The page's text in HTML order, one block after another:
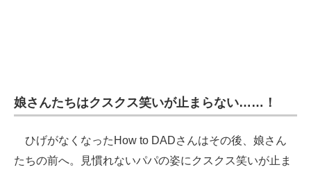
娘さんたちはクスクス笑いが止まらない……！
ひげがなくなったHow to DADさんはその後、娘さん
たちの前へ。見慣れないパパの姿にクスクス笑いが止ま